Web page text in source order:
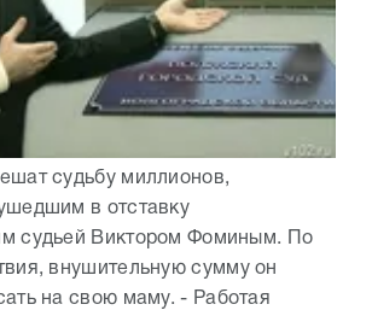
судьбу миллионов,
в отставку
судьей Виктором Фоминым. По
внушительную сумму он
на свою маму. - Работая